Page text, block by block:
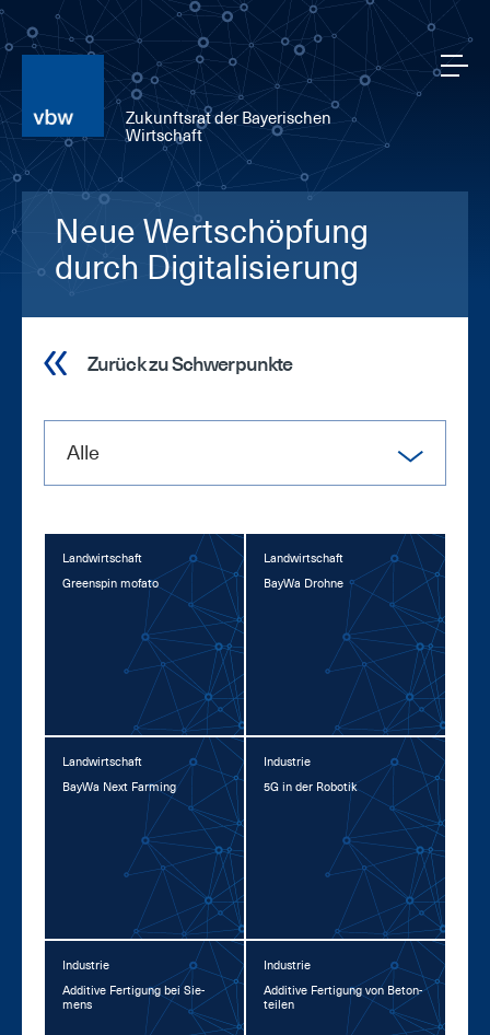
Zukunftsrat der Bayerischen
Wirtschaft
Neue Wertschöpfung
durch Digitalisierung
Zurück zu Schwerpunkte
Alle
Landwirtschaft
Green­spin mo­f­a­to
Landwirtschaft
Bay­Wa Droh­ne
Landwirtschaft
Bay­Wa Next Far­ming
Industrie
5G in der Ro­bo­tik
Industrie
Ad­di­ti­ve Fer­ti­gung bei Sie­
mens
Industrie
Ad­di­ti­ve Fer­ti­gung von Be­ton­
tei­len